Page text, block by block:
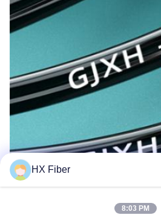
HX Fiber
8:03 PM